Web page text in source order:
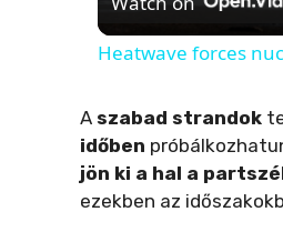
Heatwave forces
A szabad strandok
időben
jön ki a hal a
ezekben az